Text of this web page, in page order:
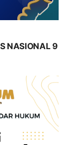
NASIONAL 9